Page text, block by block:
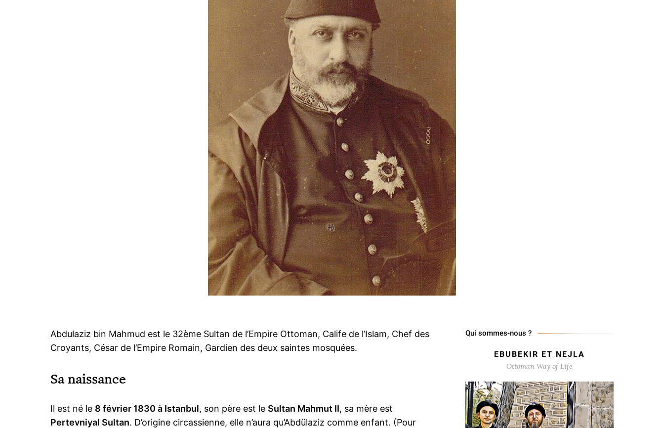
Abdulaziz bin Mahmud est le 32ème Sultan de l’Empire Ottoman, Calife de l’Islam, Chef des
Croyants, César de l’Empire Romain, Gardien des deux saintes mosquées.
Sa naissance
Il est né le 8 février 1830 à Istanbul, son père est le Sultan Mahmut II, sa mère est
Pertevniyal Sultan. D’origine circassienne, elle n’aura qu’Abdülaziz comme enfant. (Pour
Qui sommes-nous ?
EBUBEKIR ET NEJLA
Ottoman Way of Life